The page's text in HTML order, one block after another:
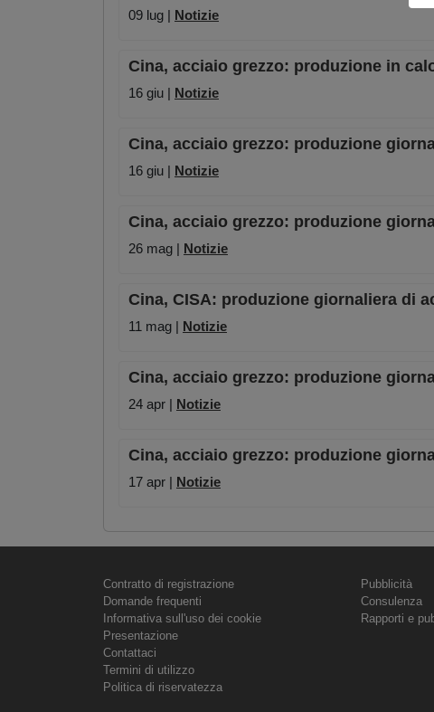
09 lug | Notizie
Cina, acciaio grezzo: produzione in
16 giu | Notizie
Cina, acciaio grezzo: produzione
16 giu | Notizie
Cina, acciaio grezzo: produzione
26 mag | Notizie
Cina, CISA: produzione giornaliera di
11 mag | Notizie
Cina, acciaio grezzo: produzione
24 apr | Notizie
Cina, acciaio grezzo: produzione
17 apr | Notizie
Contratto di registrazione
Domande frequenti
Informativa sull'uso dei cookie
Presentazione
Contattaci
Termini di utilizzo
Politica di riservatezza
Pubblicità
Consulenza
Rapporti e